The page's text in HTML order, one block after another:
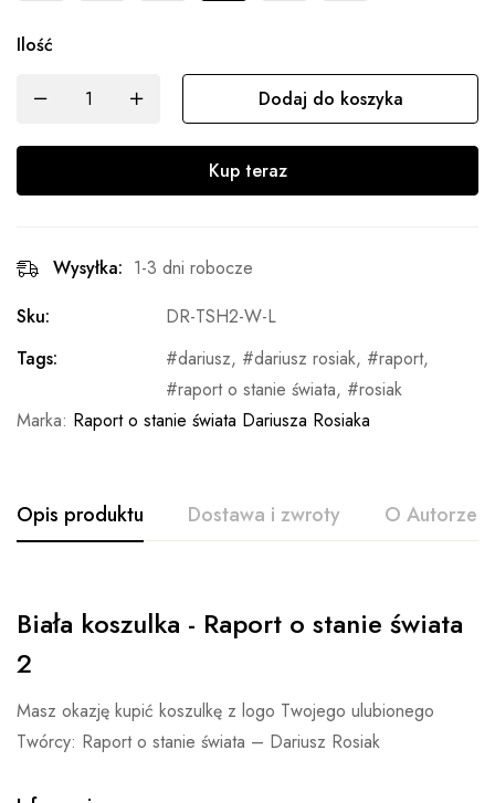
Ilość
Dodaj do koszyka
Kup teraz
Wysyłka: 1-3 dni robocze
Sku:
DR-TSH2-W-L
Tags:
dariusz, dariusz rosiak, raport,
raport o stanie świata,
rosiak
Marka: Raport o stanie świata Dariusza Rosiaka
Opis produktu Dostawa i zwroty O Autorze
Biała koszulka - Raport o stanie świata
2
Masz okazję kupić koszulkę z logo Twojego ulubionego
Twórcy: Raport o stanie świata – Dariusz Rosiak